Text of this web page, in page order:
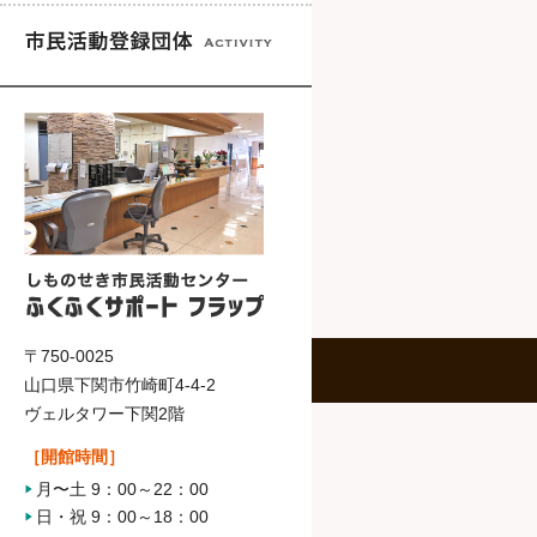
〒750-0025
山口県下関市竹崎町4-4-2
ヴェルタワー下関2階
［開館時間］
月〜土 9：00～22：00
日・祝 9：00～18：00